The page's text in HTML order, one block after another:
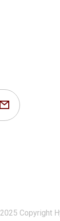
2025 Copyright